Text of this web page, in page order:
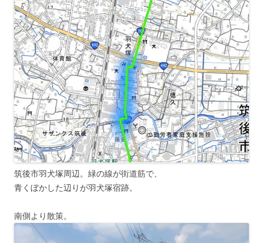
筑後市羽犬塚周辺。緑の線が街道筋で、
青くぼかした辺りが羽犬塚宿跡。
南側より散策。